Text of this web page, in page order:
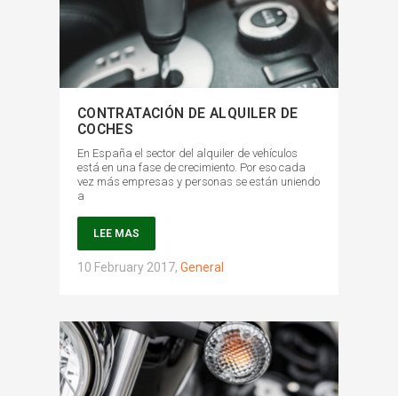
CONTRATACIÓN DE ALQUILER DE
COCHES
En España el sector del alquiler de vehículos
está en una fase de crecimiento. Por eso cada
vez más empresas y personas se están uniendo
a
LEE MAS
10 February 2017, General